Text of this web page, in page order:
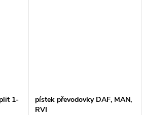
1-
pístek převodovky DAF, MAN,
RVI